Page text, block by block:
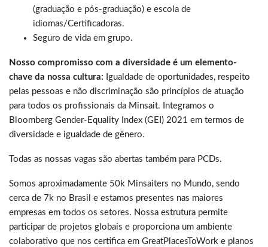
(graduação e pós-graduação) e escola de
idiomas/Certificadoras.
Seguro de vida em grupo.
Nosso compromisso com a diversidade é um elemento-
chave da nossa cultura: Igualdade de oportunidades, respeito
pelas pessoas e não discriminação são princípios de atuação
para todos os profissionais da Minsait. Integramos o
Bloomberg Gender-Equality Index (GEI) 2021 em termos de
diversidade e igualdade de gênero.
Todas as nossas vagas são abertas também para PCDs.
Somos aproximadamente 50k Minsaiters no Mundo, sendo
cerca de 7k no Brasil e estamos presentes nas maiores
empresas em todos os setores. Nossa estrutura permite
participar de projetos globais e proporciona um ambiente
colaborativo que nos certifica em GreatPlacesToWork e planos